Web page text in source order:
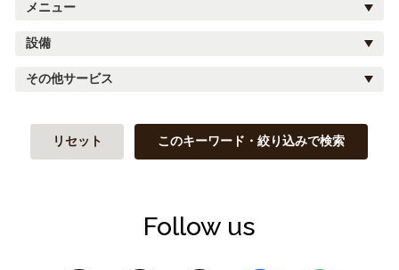
メニュー
設備
その他サービス
リセット このキーワード・絞り込みで検索
Follow us